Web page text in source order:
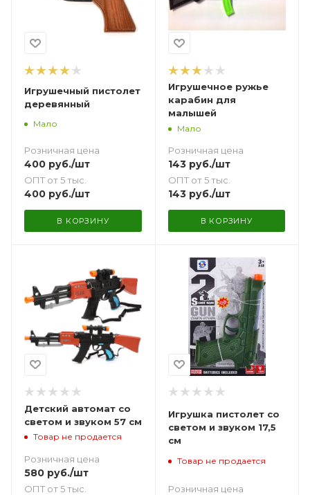
Игрушечный пистолет
деревянный
Мало
Розничная цена
400 руб./шт
ОПТ от 5 тыс.
400 руб./шт
В КОРЗИНУ
Игрушечное ружье
карабин для
малышей
Мало
Розничная цена
143руб./шт
ОПТ от 5 тыс.
143руб./шт
В КОРЗИНУ
Детский автомат со
светом и звуком 57 см
Товар не продается
Розничная цена
580 руб./шт
ОПТ от 5 тыс.
Игрушка пистолет со
светом и звуком 17,5
см
Товар не продается
Розничная цена